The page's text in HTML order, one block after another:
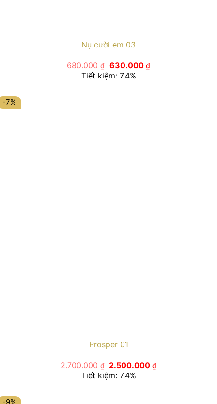
Nụ cười em 03
680.000₫ Giá
gốc
là:
630.000 ₫Giá
hiện
Tiết kiệm: 7.4%
-7%
Prosper 01
2.700.000₫
Giá
gốc
là:
2.500.000₫Giá
Tiết kiệm: 7.4%
-9%